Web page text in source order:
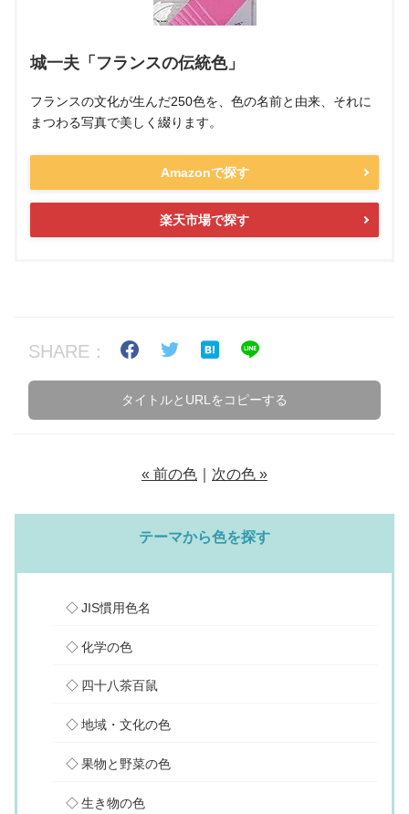
城一夫「フランスの伝統色」
フランスの文化が生んだ250色を、色の名前と由来、それに
まつわる写真で美しく綴ります。
Amazonで探す
楽天市場で探す
SHARE：
タイトルとURLをコピーする
« 前の色 次の色 »
テーマから色を探す
JIS慣用色名
化学の色
四十八茶百鼠
地域・文化の色
果物と野菜の色
生き物の色